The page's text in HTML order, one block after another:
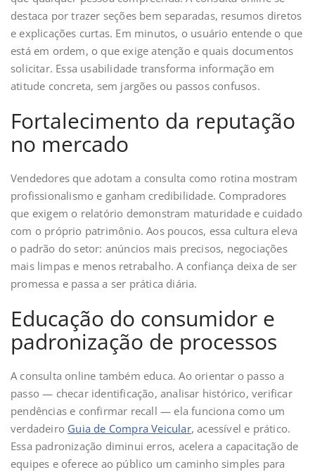
destaca por trazer seções bem separadas, resumos diretos
e explicações curtas. Em minutos, o usuário entende o que
está em ordem, o que exige atenção e quais documentos
solicitar. Essa usabilidade transforma informação em
atitude concreta, sem jargões ou passos confusos.
Fortalecimento da reputação
no mercado
Vendedores que adotam a consulta como rotina mostram
profissionalismo e ganham credibilidade. Compradores
que exigem o relatório demonstram maturidade e cuidado
com o próprio patrimônio. Aos poucos, essa cultura eleva
o padrão do setor: anúncios mais precisos, negociações
mais limpas e menos retrabalho. A confiança deixa de ser
promessa e passa a ser prática diária.
Educação do consumidor e
padronização de processos
A consulta online também educa. Ao orientar o passo a
passo — checar identificação, analisar histórico, verificar
pendências e confirmar recall — ela funciona como um
verdadeiro Guia de Compra Veicular, acessível e prático.
Essa padronização diminui erros, acelera a capacitação de
equipes e oferece ao público um caminho simples para